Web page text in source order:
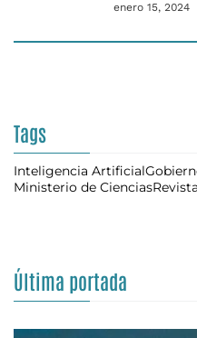
enero 15, 2024
Tags
Inteligencia Artificial
Ministerio de Ciencias
Última portada